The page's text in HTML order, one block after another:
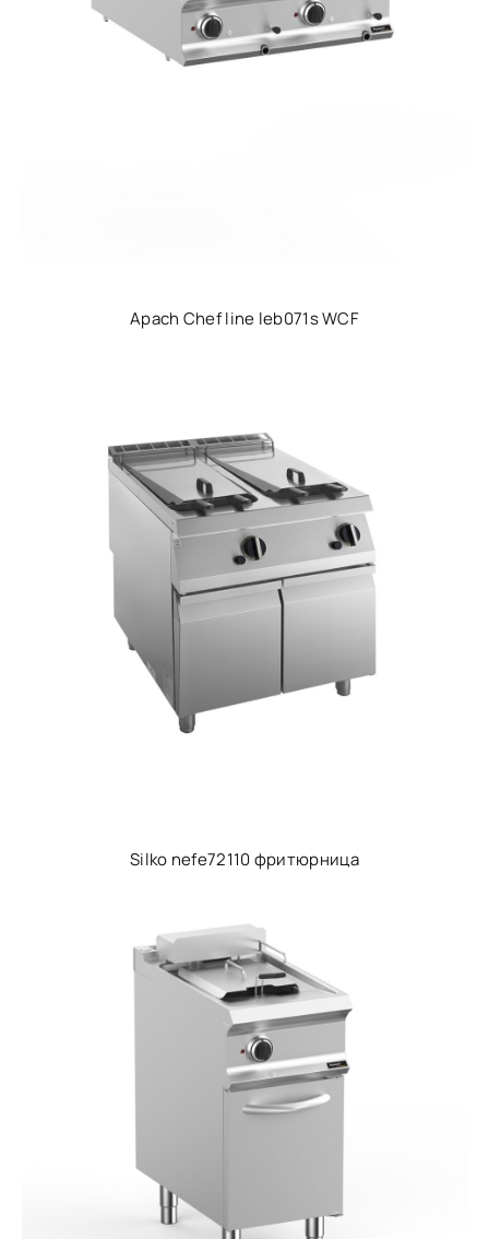
Apach Chef line leb071s WCF
Silko nefe72110 фритюрница